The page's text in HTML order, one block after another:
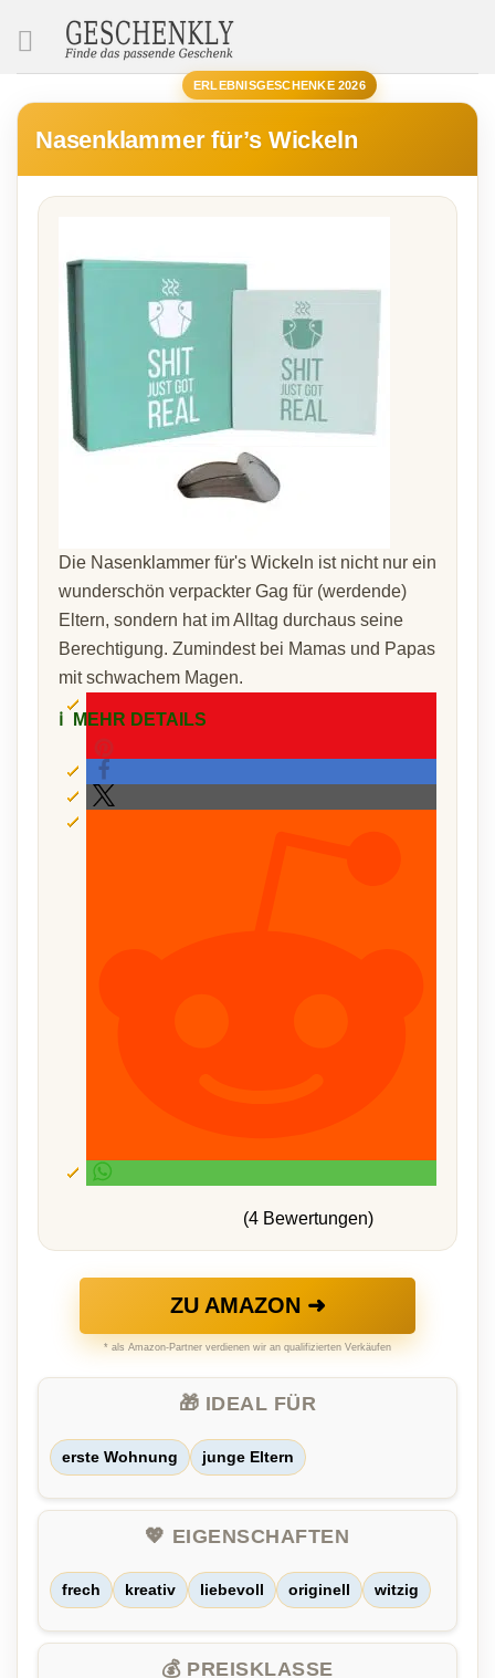
ERLEBNISGESCHENKE 2026
Nasenklammer für’s Wickeln
Die Nasenklammer für's Wickeln ist nicht nur ein
wunderschön verpackter Gag für (werdende)
Eltern, sondern hat im Alltag durchaus seine
Berechtigung. Zumindest bei Mamas und Papas
mit schwachem Magen.
ℹ️ MEHR DETAILS
(4 Bewertungen)
ZU AMAZON ➜
* als Amazon-Partner verdienen wir an qualifizierten Verkäufen
🎁 IDEAL FÜR
erste Wohnung junge Eltern
💖 EIGENSCHAFTEN
frech kreativ liebevoll originell witzig
💰 PREISKLASSE